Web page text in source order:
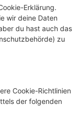
Erklärung.
wir deine Daten
du hast auch das
zu
Cookie-Richtlinien
der folgenden